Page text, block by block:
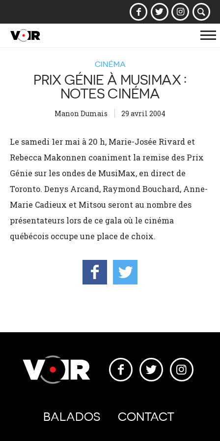
CINÉMA
PRIX GÉNIE À MUSIMAX :
NOTES CINÉMA
Manon Dumais 29 avril 2004
Le samedi 1er mai à 20 h, Marie-Josée Rivard et
Rebecca Makonnen coaniment la remise des Prix
Génie sur les ondes de MusiMax, en direct de
Toronto. Denys Arcand, Raymond Bouchard, Anne-
Marie Cadieux et Mitsou seront au nombre des
présentateurs lors de ce gala où le cinéma
québécois occupe une place de choix.
BALADOS CONTACT